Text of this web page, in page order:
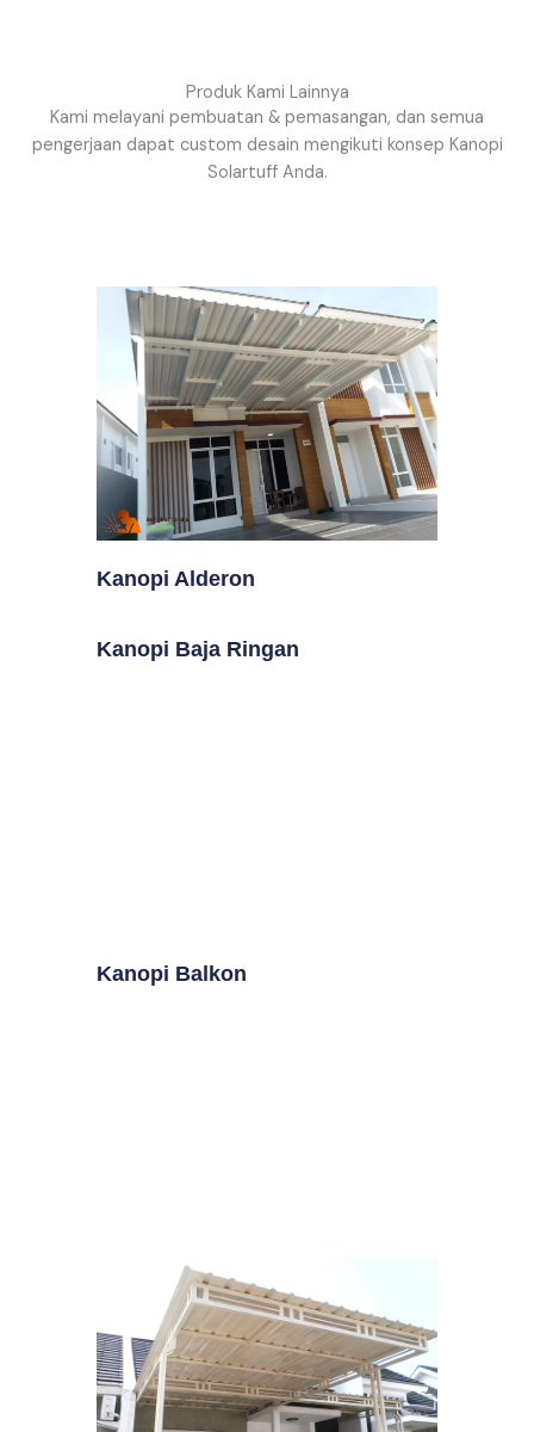
Produk Kami Lainnya
Kami melayani pembuatan & pemasangan, dan semua
pengerjaan dapat custom desain mengikuti konsep Kanopi
Solartuff Anda.
Kanopi Alderon
Kanopi Baja Ringan
Kanopi Balkon